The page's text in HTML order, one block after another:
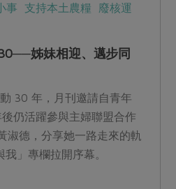
事 支持本土農糧
廢核運
姊妹相迎、邁步同
30 年，月刊邀請自青年
仍活躍參與主婦聯盟合作
淑德，分享她一路走來的軌
」專欄拉開序幕。